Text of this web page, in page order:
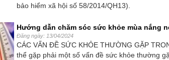
bảo hiểm xã hội số 58/2014/QH13).
Hướng dẫn chăm sóc sức khỏe mùa nắng
Đăng ngày: 13/04/2024
CÁC VẤN ĐỀ SỨC KHỎE THƯỜNG GẶP
thể gặp phải một số vấn đề sức khỏe thường